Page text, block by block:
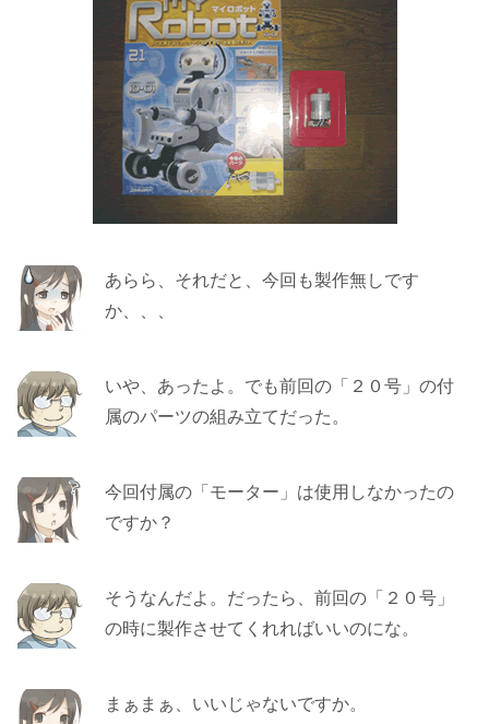
あらら、それだと、今回も製作無しです
か、、、
いや、あったよ。でも前回の「２０号」の付
属のパーツの組み立てだった。
今回付属の「モーター」は使用しなかったの
ですか？
そうなんだよ。だったら、前回の「２０号」
の時に製作させてくれればいいのにな。
まぁまぁ、いいじゃないですか。